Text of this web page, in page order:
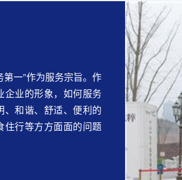
一”作为服务宗旨。作
企业的形象，如何服务
、和谐、舒适、便利的
住行等方方面面的问题